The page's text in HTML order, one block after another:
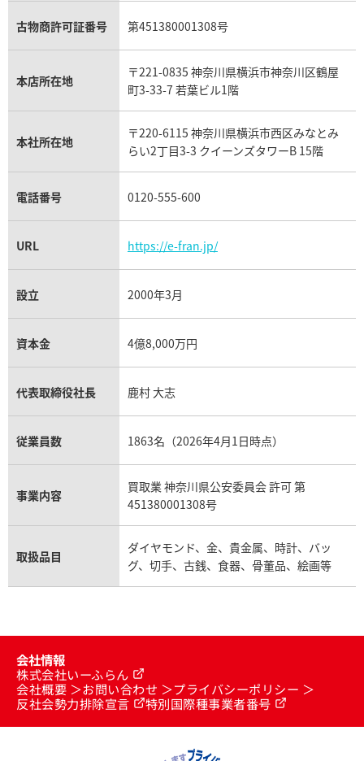
アクアマリン買取
オメガ買取
カルティエ買取
フランク ミュラー買取
リシャール・ミル買取
パネライ買取
チューダー（チュードル）買取
プラダ買取
モーブッサン買取
古物商許可証番号 第451380001308号
本店所在地
〒221-0835 神奈川県横浜市神奈川区鶴屋
町3-33-7 若葉ビル1階
本社所在地
〒220-6115 神奈川県横浜市西区みなとみ
らい2丁目3-3 クイーンズタワーB 15階
電話番号 0120-555-600
URL https://e-fran.jp/
設立 2000年3月
資本金 4億8,000万円
代表取締役社長 鹿村 大志
従業員数 1863名（2026年4月1日時点）
事業内容
買取業 神奈川県公安委員会 許可 第
451380001308号
取扱品目
ダイヤモンド、金、貴金属、時計、バッ
グ、切手、古銭、食器、骨董品、絵画等
会社情報
株式会社いーふらん
会社概要
お問い合わせ
プライバシーポリシー
反社会勢力排除宣言
特別国際種事業者番号